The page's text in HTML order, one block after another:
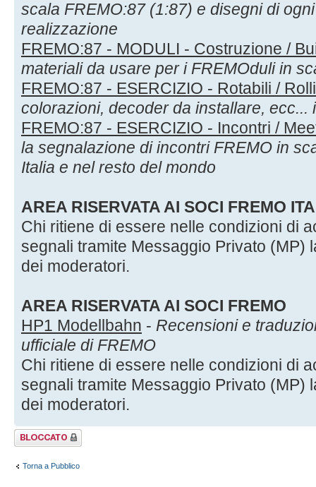
scala FREMO:87 (1:87) e disegni di
realizzazione
FREMO:87 - MODULI - Costruzione /
materiali da usare per i FREMOduli in
FREMO:87 - ESERCIZIO - Rotabili /
colorazioni, decoder da installare, ecc...
FREMO:87 - ESERCIZIO - Incontri /
la segnalazione di incontri FREMO in
Italia e nel resto del mondo
AREA RISERVATA AI SOCI FREMO
Chi ritiene di essere nelle condizioni di
segnali tramite Messaggio Privato (MP)
dei moderatori.
AREA RISERVATA AI SOCI FREMO
HP1 Modellbahn - Recensioni e
ufficiale di FREMO
Chi ritiene di essere nelle condizioni di
segnali tramite Messaggio Privato (MP)
dei moderatori.
Argomento
bloccato
Torna a Pubblico